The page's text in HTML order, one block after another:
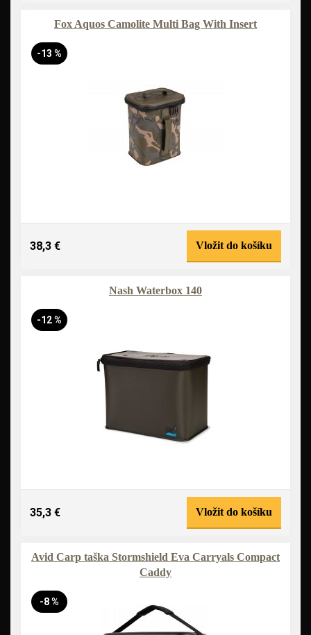
Fox Aquos Camolite Multi Bag With Insert
-13 %
38,3 € Vložit do košíku
Nash Waterbox 140
-12 %
35,3 € Vložit do košíku
Avid Carp taška Stormshield Eva Carryals Compact
Caddy
-8 %